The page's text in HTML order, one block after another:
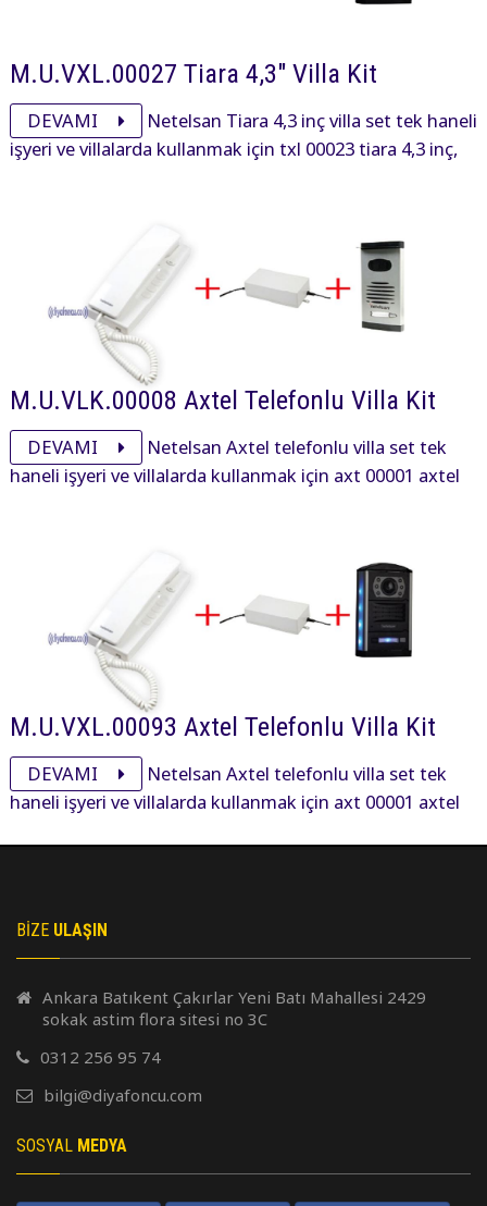
M.U.VXL.00027 Tiara 4,3" Villa Kit
DEVAMI
Netelsan Tiara 4,3 inç villa set tek haneli
işyeri ve villalarda kullanmak için txl 00023 tiara 4,3 inç,
M.U.VLK.00008 Axtel Telefonlu Villa Kit
DEVAMI
Netelsan Axtel telefonlu villa set tek
haneli işyeri ve villalarda kullanmak için axt 00001 axtel
M.U.VXL.00093 Axtel Telefonlu Villa Kit
DEVAMI
Netelsan Axtel telefonlu villa set tek
haneli işyeri ve villalarda kullanmak için axt 00001 axtel
oluşan settir.
BIZE ULAŞIN
Ankara Batıkent Çakırlar Yeni Batı Mahallesi 2429
sokak astim flora sitesi no 3C
0312 256 95 74
bilgi@diyafoncu.com
SOSYAL MEDYA